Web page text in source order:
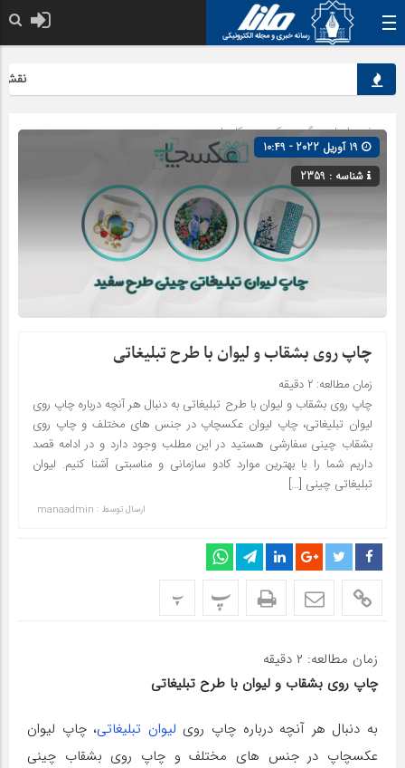
نقش
صفحه اصلی» گروه »کسب و کارها
شناسه : 2359
چاپ روی بشقاب و لیوان با طرح تبلیغاتی
زمان مطالعه: ۲ دقیقه
چاپ روی بشقاب و لیوان با طرح تبلیغاتی به دنبال هر آنچه درباره چاپ روی
لیوان تبلیغاتی، چاپ لیوان عکسچاپ در جنس های مختلف و چاپ روی
بشقاب چینی سفارشی هستید در این مطلب وجود دارد و در ادامه قصد
داریم شما را با بهترین موارد کادو سازمانی و مناسبتی آشنا کنیم. لیوان
تبلیغاتی چینی […]
ارسال توسط : manaadmin
پ پ
زمان مطالعه: ۲ دقیقه
چاپ روی بشقاب و لیوان با طرح تبلیغاتی
به دنبال هر آنچه درباره چاپ روی لیوان تبلیغاتی، چاپ لیوان
عکسچاپ در جنس های مختلف و چاپ روی بشقاب چینی